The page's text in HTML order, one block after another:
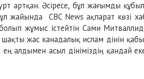
артқан. Әсіресе, бұл жағымды
жайында CBC News ақпарат көзі
жұмыс істейтін Сами
жас канадалық ислам дінін
алдымен асыл дініміздің қандай